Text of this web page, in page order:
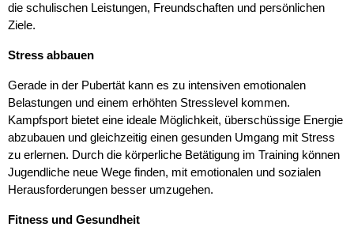
die schulischen Leistungen, Freundschaften und persönlichen
Ziele.
Stress abbauen
Gerade in der Pubertät kann es zu intensiven emotionalen
Belastungen und einem erhöhten Stresslevel kommen.
Kampfsport bietet eine ideale Möglichkeit, überschüssige Energie
abzubauen und gleichzeitig einen gesunden Umgang mit Stress
zu erlernen. Durch die körperliche Betätigung im Training können
Jugendliche neue Wege finden, mit emotionalen und sozialen
Herausforderungen besser umzugehen.
Fitness und Gesundheit